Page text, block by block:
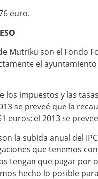
euro.
Mutriku son el Fondo
el
los impuestos y las
se preveé que la
euros; el 2013 se
la subida anual del
que tenemos
tengan que pagar por
hecho lo posible